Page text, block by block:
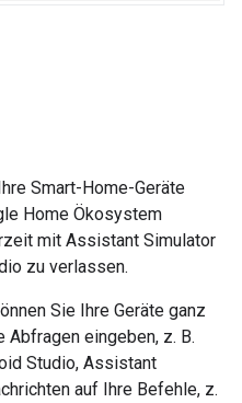
Smart-Home-Geräte
Home Ökosystem
mit Assistant Simulator
zu verlassen.
Sie Ihre Geräte ganz
eingeben, z. B.
Studio, Assistant
auf Ihre Befehle, z.